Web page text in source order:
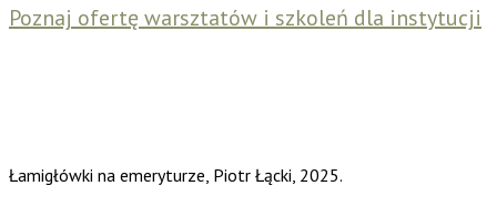
Poznaj ofertę warsztatów i szkoleń dla instytucji
Łamigłówki na emeryturze, Piotr Łącki, 2025.